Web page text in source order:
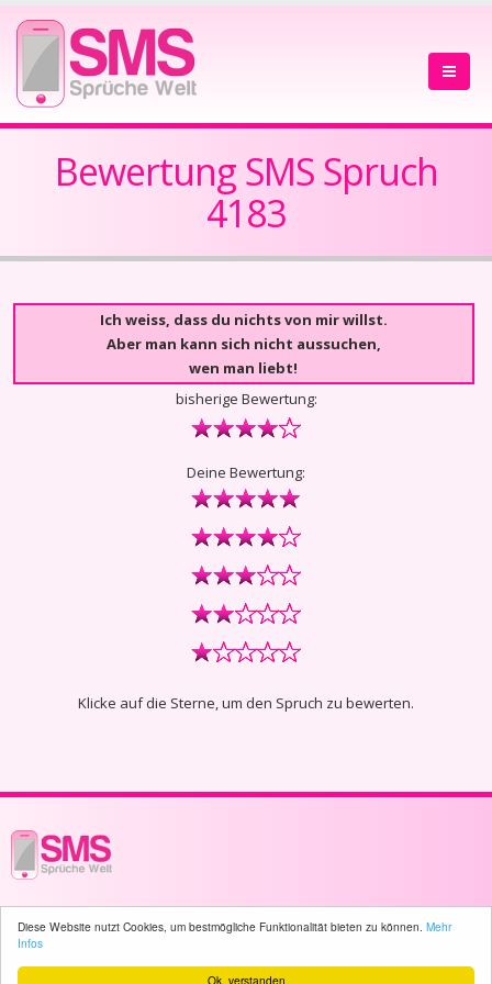
Ok, verstanden
Diese Website nutzt Cookies, um bestmögliche Funktionalität bieten zu können. Mehr
Infos
Bewertung SMS Spruch
4183
Ich weiss, dass du nichts von mir willst.
Aber man kann sich nicht aussuchen,
wen man liebt!
bisherige Bewertung:
Deine Bewertung:
Klicke auf die Sterne, um den Spruch zu bewerten.
© 2003 - 2026 -sms-sprueche-welt.ch- All rights reserved -1794 user(s)
online